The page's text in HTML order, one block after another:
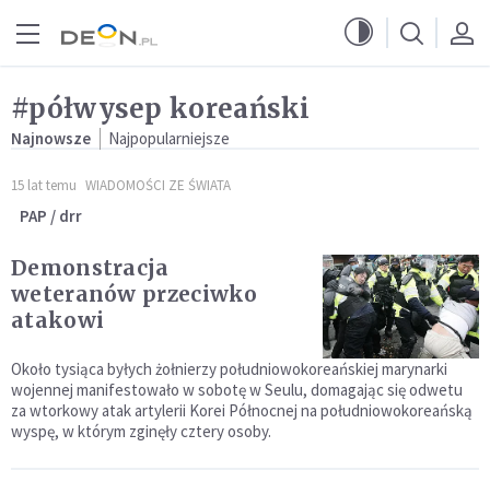
#półwysep koreański
Najnowsze Najpopularniejsze
15 lat temu WIADOMOŚCI ZE ŚWIATA
PAP / drr
Demonstracja
weteranów przeciwko
atakowi
Około tysiąca byłych żołnierzy południowokoreańskiej marynarki
wojennej manifestowało w sobotę w Seulu, domagając się odwetu
za wtorkowy atak artylerii Korei Północnej na południowokoreańską
wyspę, w którym zginęły cztery osoby.